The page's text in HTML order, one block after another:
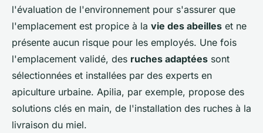
l'évaluation de l'environnement pour s'assurer que
l'emplacement est propice à la vie des abeilles et ne
présente aucun risque pour les employés. Une fois
l'emplacement validé, des ruches adaptées sont
sélectionnées et installées par des experts en
apiculture urbaine. Apilia, par exemple, propose des
solutions clés en main, de l'installation des ruches à la
livraison du miel.